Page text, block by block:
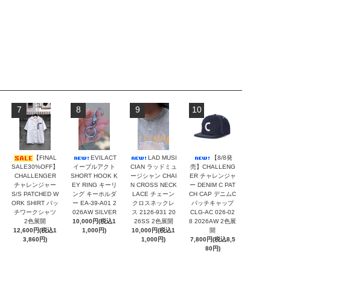
7
【FINAL
SALE30%OFF】
CHALLENGER
チャレンジャー
S/S PATCHED W
ORK SHIRT パッ
チワークシャツ
2色展開
12,600円(税込1
3,860円)
8
EVILACT
イーブルアクト
SHORT HOOK K
EY RING キーリ
ング キーホルダ
ー EA-39-A01 2
026AW SILVER
10,000円(税込1
1,000円)
9
LAD MUSI
CIAN ラッドミュ
ージシャン CHAI
N CROSS NECK
LACE チェーン
クロスネックレ
ス 2126-931 20
26SS 2色展開
10,000円(税込1
1,000円)
10
【8/8発
売】CHALLENG
ER チャレンジャ
ー DENIM C PAT
CH CAP デニムC
パッチキャップ
CLG-AC 026-02
8 2026AW 2色展
開
7,800円(税込8,5
80円)